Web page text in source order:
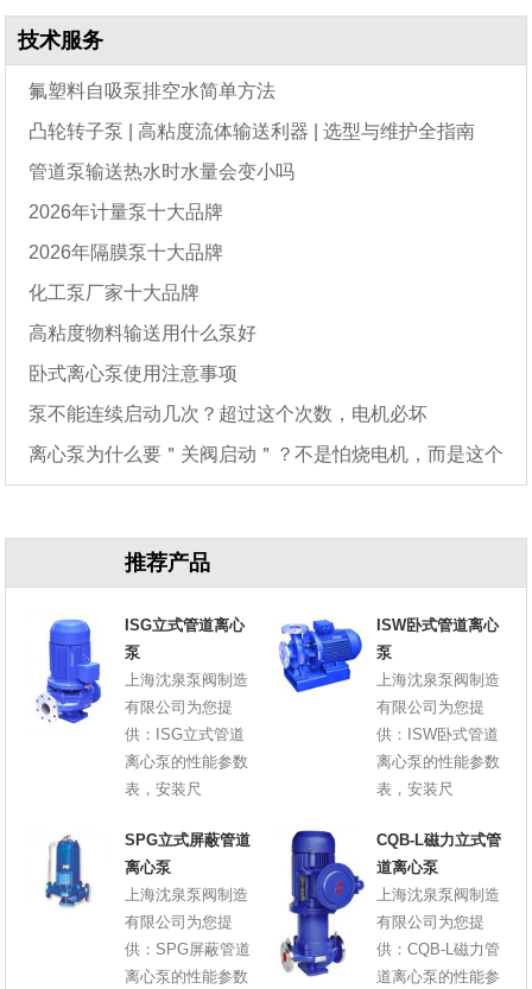
技术服务
氟塑料自吸泵排空水简单方法
凸轮转子泵 | 高粘度流体输送利器 | 选型与维护全指南
管道泵输送热水时水量会变小吗
2026年计量泵十大品牌
2026年隔膜泵十大品牌
化工泵厂家十大品牌
高粘度物料输送用什么泵好
卧式离心泵使用注意事项
泵不能连续启动几次？超过这个次数，电机必坏
离心泵为什么要＂关阀启动＂？不是怕烧电机，而是这个
推荐产品
ISG立式管道离心
泵
上海沈泉泵阀制造
有限公司为您提
供：ISG立式管道
离心泵的性能参数
表，安装尺
ISW卧式管道离心
泵
上海沈泉泵阀制造
有限公司为您提
供：ISW卧式管道
离心泵的性能参数
表，安装尺
SPG立式屏蔽管道
离心泵
上海沈泉泵阀制造
有限公司为您提
供：SPG屏蔽管道
离心泵的性能参数
CQB-L磁力立式管
道离心泵
上海沈泉泵阀制造
有限公司为您提
供：CQB-L磁力管
道离心泵的性能参